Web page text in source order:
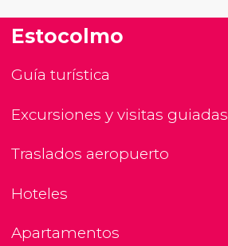
Estocolmo
Guía turística
Excursiones y visitas guiadas
Traslados aeropuerto
Hoteles
Apartamentos